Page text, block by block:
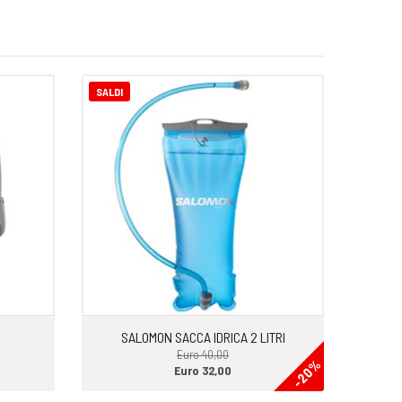
SALDI
SALOMON SACCA IDRICA 2 LITRI
Euro 40,00
-20%
Euro 32,00